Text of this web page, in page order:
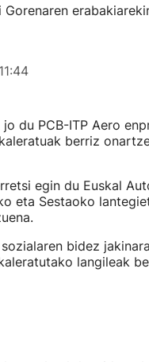
du PCB-ITP Aero
berriz
egin du Euskal
eta Sestaoko
bidez
langileak